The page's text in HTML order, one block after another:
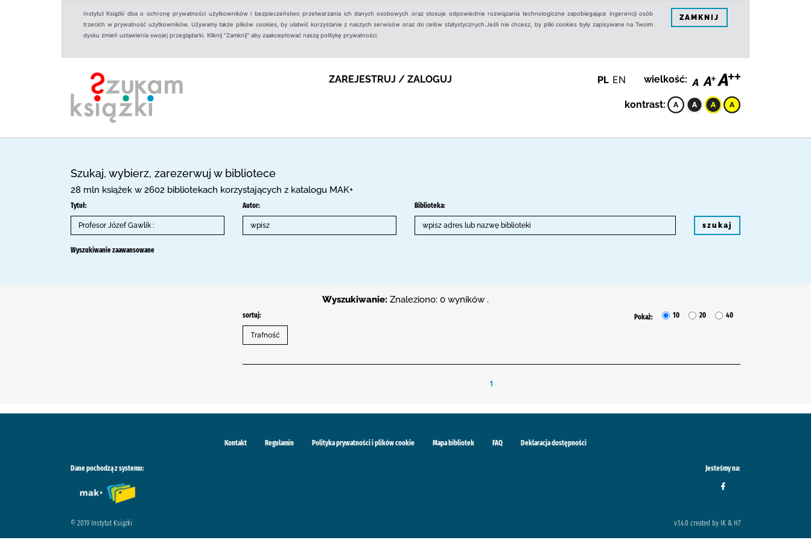
Instytut Książki dba o ochronę prywatności użytkowników i bezpieczeństwo przetwarzania ich danych osobowych oraz stosuje odpowiednie rozwiązania technologiczne zapobiegające ingerencji osób
trzecich w prywatność użytkowników. Używamy także plików cookies, by ułatwić korzystanie z naszych serwisów oraz do celów statystycznych.Jeśli nie chcesz, by pliki cookies były zapisywane na Twoim
dysku zmień ustawienia swojej przeglądarki. Kliknij "Zamknij" aby zaakceptować naszą politykę prywatności.
ZAMKNIJ
ZAREJESTRUJ / ZALOGUJ PL EN wielkość:
kontrast:
Szukaj, wybierz, zarezerwuj w bibliotece
28 mln książek w 2602 bibliotekach korzystających z katalogu MAK+
Tytuł: Autor: Biblioteka:
szukaj
Wyszukiwanie zaawansowane
Wyszukiwanie: Znaleziono: 0 wyników .
sortuj: Pokaż: 10 20 40
1
Kontakt Regulamin Polityka prywatności i plików cookie Mapa bibliotek FAQ Deklaracja dostępności
Dane pochodzą z systemu: Jesteśmy na:
© 2019 Instytut Książki v.1.4.0 created by IK & H7